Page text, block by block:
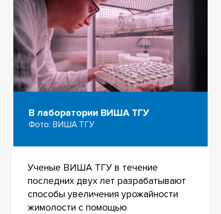
В лаборатории ВИША ТГУ
Фото: ВИША ТГУ
Ученые ВИША ТГУ в течение
последних двух лет разрабатывают
способы увеличения урожайности
жимолости с помощью